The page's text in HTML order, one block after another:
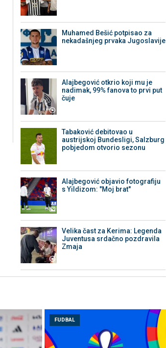
Muhamed Bešić potpisao za
nekadašnjeg prvaka Jugoslavije
Alajbegović otkrio koji mu je
nadimak, 99% fanova to prvi put
čuje
Tabaković debitovao u
austrijskoj Bundesligi, Salzburg
pobjedom otvorio sezonu
Alajbegović objavio fotografiju
s Yildizom: "Moj brat"
Velika čast za Kerima: Legenda
Juventusa srdačno pozdravila
Zmaja
FUDBAL